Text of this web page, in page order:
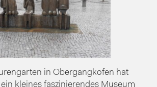
in Obergangkofen hat
kleines faszinierendes Museum